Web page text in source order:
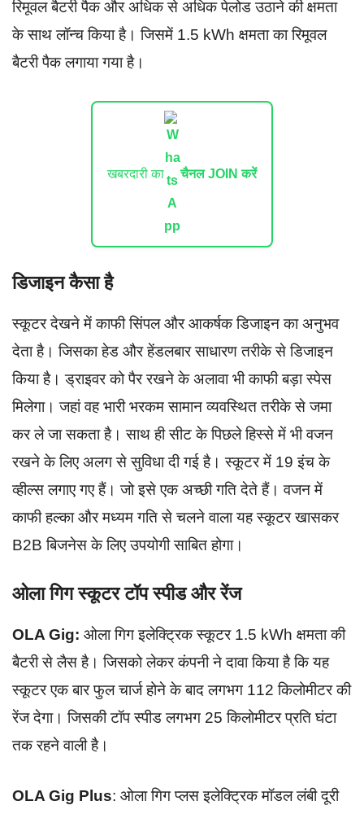
रिमूवल बैटरी पैक और अधिक से अधिक पेलोड उठाने की क्षमता
के साथ लॉन्च किया है। जिसमें 1.5 kWh क्षमता का रिमूवल
बैटरी पैक लगाया गया है।
खबरदारी का चैनल JOIN करें
डिजाइन कैसा है
स्कूटर देखने में काफी सिंपल और आकर्षक डिजाइन का अनुभव
देता है। जिसका हेड और हेंडलबार साधारण तरीके से डिजाइन
किया है। ड्राइवर को पैर रखने के अलावा भी काफी बड़ा स्पेस
मिलेगा। जहां वह भारी भरकम सामान व्यवस्थित तरीके से जमा
कर ले जा सकता है। साथ ही सीट के पिछले हिस्से में भी वजन
रखने के लिए अलग से सुविधा दी गई है। स्कूटर में 19 इंच के
व्हील्स लगाए गए हैं। जो इसे एक अच्छी गति देते हैं। वजन में
काफी हल्का और मध्यम गति से चलने वाला यह स्कूटर खासकर
B2B बिजनेस के लिए उपयोगी साबित होगा।
ओला गिग स्कूटर टॉप स्पीड और रेंज
OLA Gig: ओला गिग इलेक्ट्रिक स्कूटर 1.5 kWh क्षमता की
बैटरी से लैस है। जिसको लेकर कंपनी ने दावा किया है कि यह
स्कूटर एक बार फुल चार्ज होने के बाद लगभग 112 किलोमीटर की
रेंज देगा। जिसकी टॉप स्पीड लगभग 25 किलोमीटर प्रति घंटा
तक रहने वाली है।
OLA Gig Plus: ओला गिग प्लस इलेक्ट्रिक मॉडल लंबी दूरी